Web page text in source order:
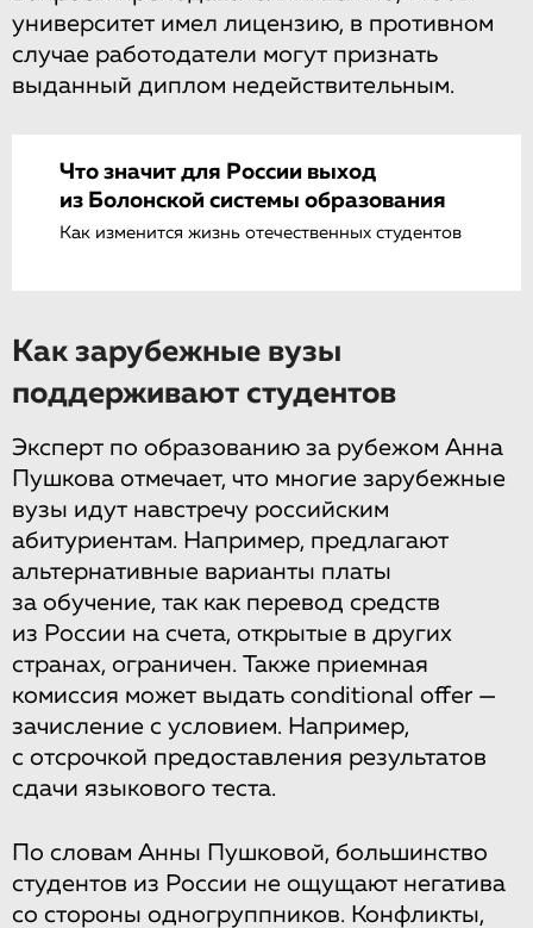
университет имел лицензию, в противном
случае работодатели могут признать
выданный диплом недействительным.
Что значит для России выход
из Болонской системы образования
Как изменится жизнь отечественных студентов
Как зарубежные вузы
поддерживают студентов
Эксперт по образованию за рубежом Анна
Пушкова отмечает, что многие зарубежные
вузы идут навстречу российским
абитуриентам. Например, предлагают
альтернативные варианты платы
за обучение, так как перевод средств
из России на счета, открытые в других
странах, ограничен. Также приемная
комиссия может выдать conditional offer —
зачисление с условием. Например,
с отсрочкой предоставления результатов
сдачи языкового теста.
По словам Анны Пушковой, большинство
студентов из России не ощущают негатива
со стороны одногруппников. Конфликты,